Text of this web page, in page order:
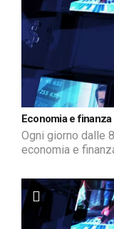
Economia e
Ogni giorno dalle
economia e